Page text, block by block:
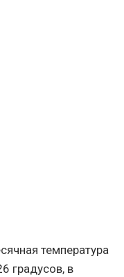
температура
градусов, в